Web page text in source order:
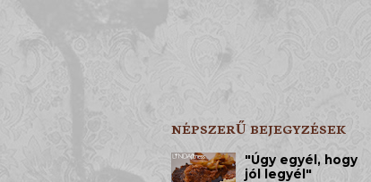
NÉPSZERŰ BEJEGYZÉSEK
"Úgy egyél, hogy
jól legyél"